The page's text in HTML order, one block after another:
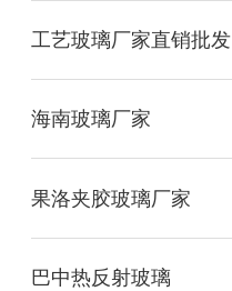
工艺玻璃厂家直销批发
海南玻璃厂家
果洛夹胶玻璃厂家
巴中热反射玻璃